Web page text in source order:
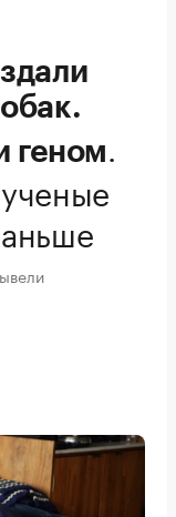
геном